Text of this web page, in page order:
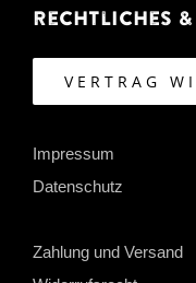
Rechtliches
VERTRAG
Impressum
Datenschutz
Zahlung und Versand